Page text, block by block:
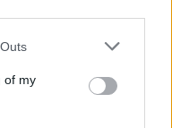
one or more Google
You may click to
its third-party tags to
in below Google
of my